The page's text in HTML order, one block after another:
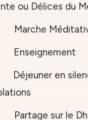
ou Délices du
Enseignement
en
sur le